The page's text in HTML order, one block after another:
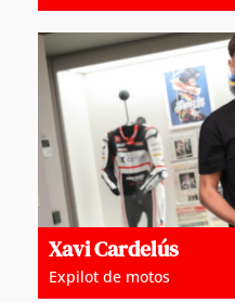
Xavi Cardelús
Expilot de motos